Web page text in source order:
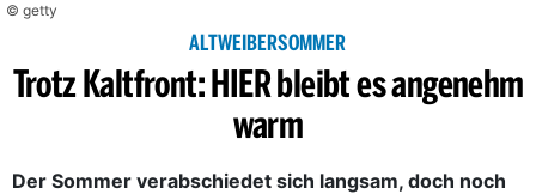
© getty
ALTWEIBERSOMMER
Trotz Kaltfront: HIER bleibt es angenehm
warm
Der Sommer verabschiedet sich langsam, doch noch